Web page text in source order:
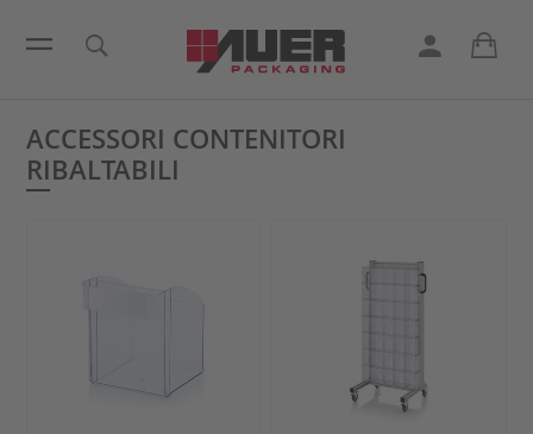
ACCESSORI CONTENITORI
RIBALTABILI